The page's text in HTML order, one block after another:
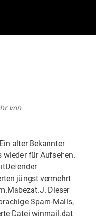
von
alter Bekannter
wieder für Aufsehen.
jüngst vermehrt
Dieser
Spam-Mails,
Datei winmail.dat